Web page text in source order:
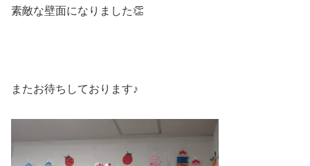
素敵な壁面になりました👏
またお待ちしております♪